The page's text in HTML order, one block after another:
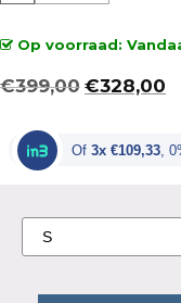
Op voorraad:
€399,00
€399,00.
€328,00
Of 3x €109,33,